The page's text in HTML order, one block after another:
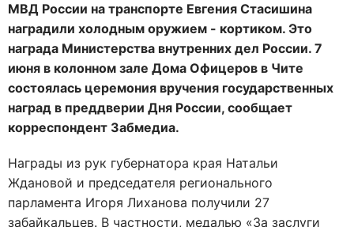
МВД России на транспорте Евгения Стасишина
наградили холодным оружием - кортиком. Это
награда Министерства внутренних дел России. 7
июня в колонном зале Дома Офицеров в Чите
состоялась церемония вручения государственных
наград в преддверии Дня России, сообщает
корреспондент Забмедиа.
Награды из рук губернатора края Натальи
Ждановой и председателя регионального
парламента Игоря Лиханова получили 27
забайкальцев. В частности, медалью «За заслуги